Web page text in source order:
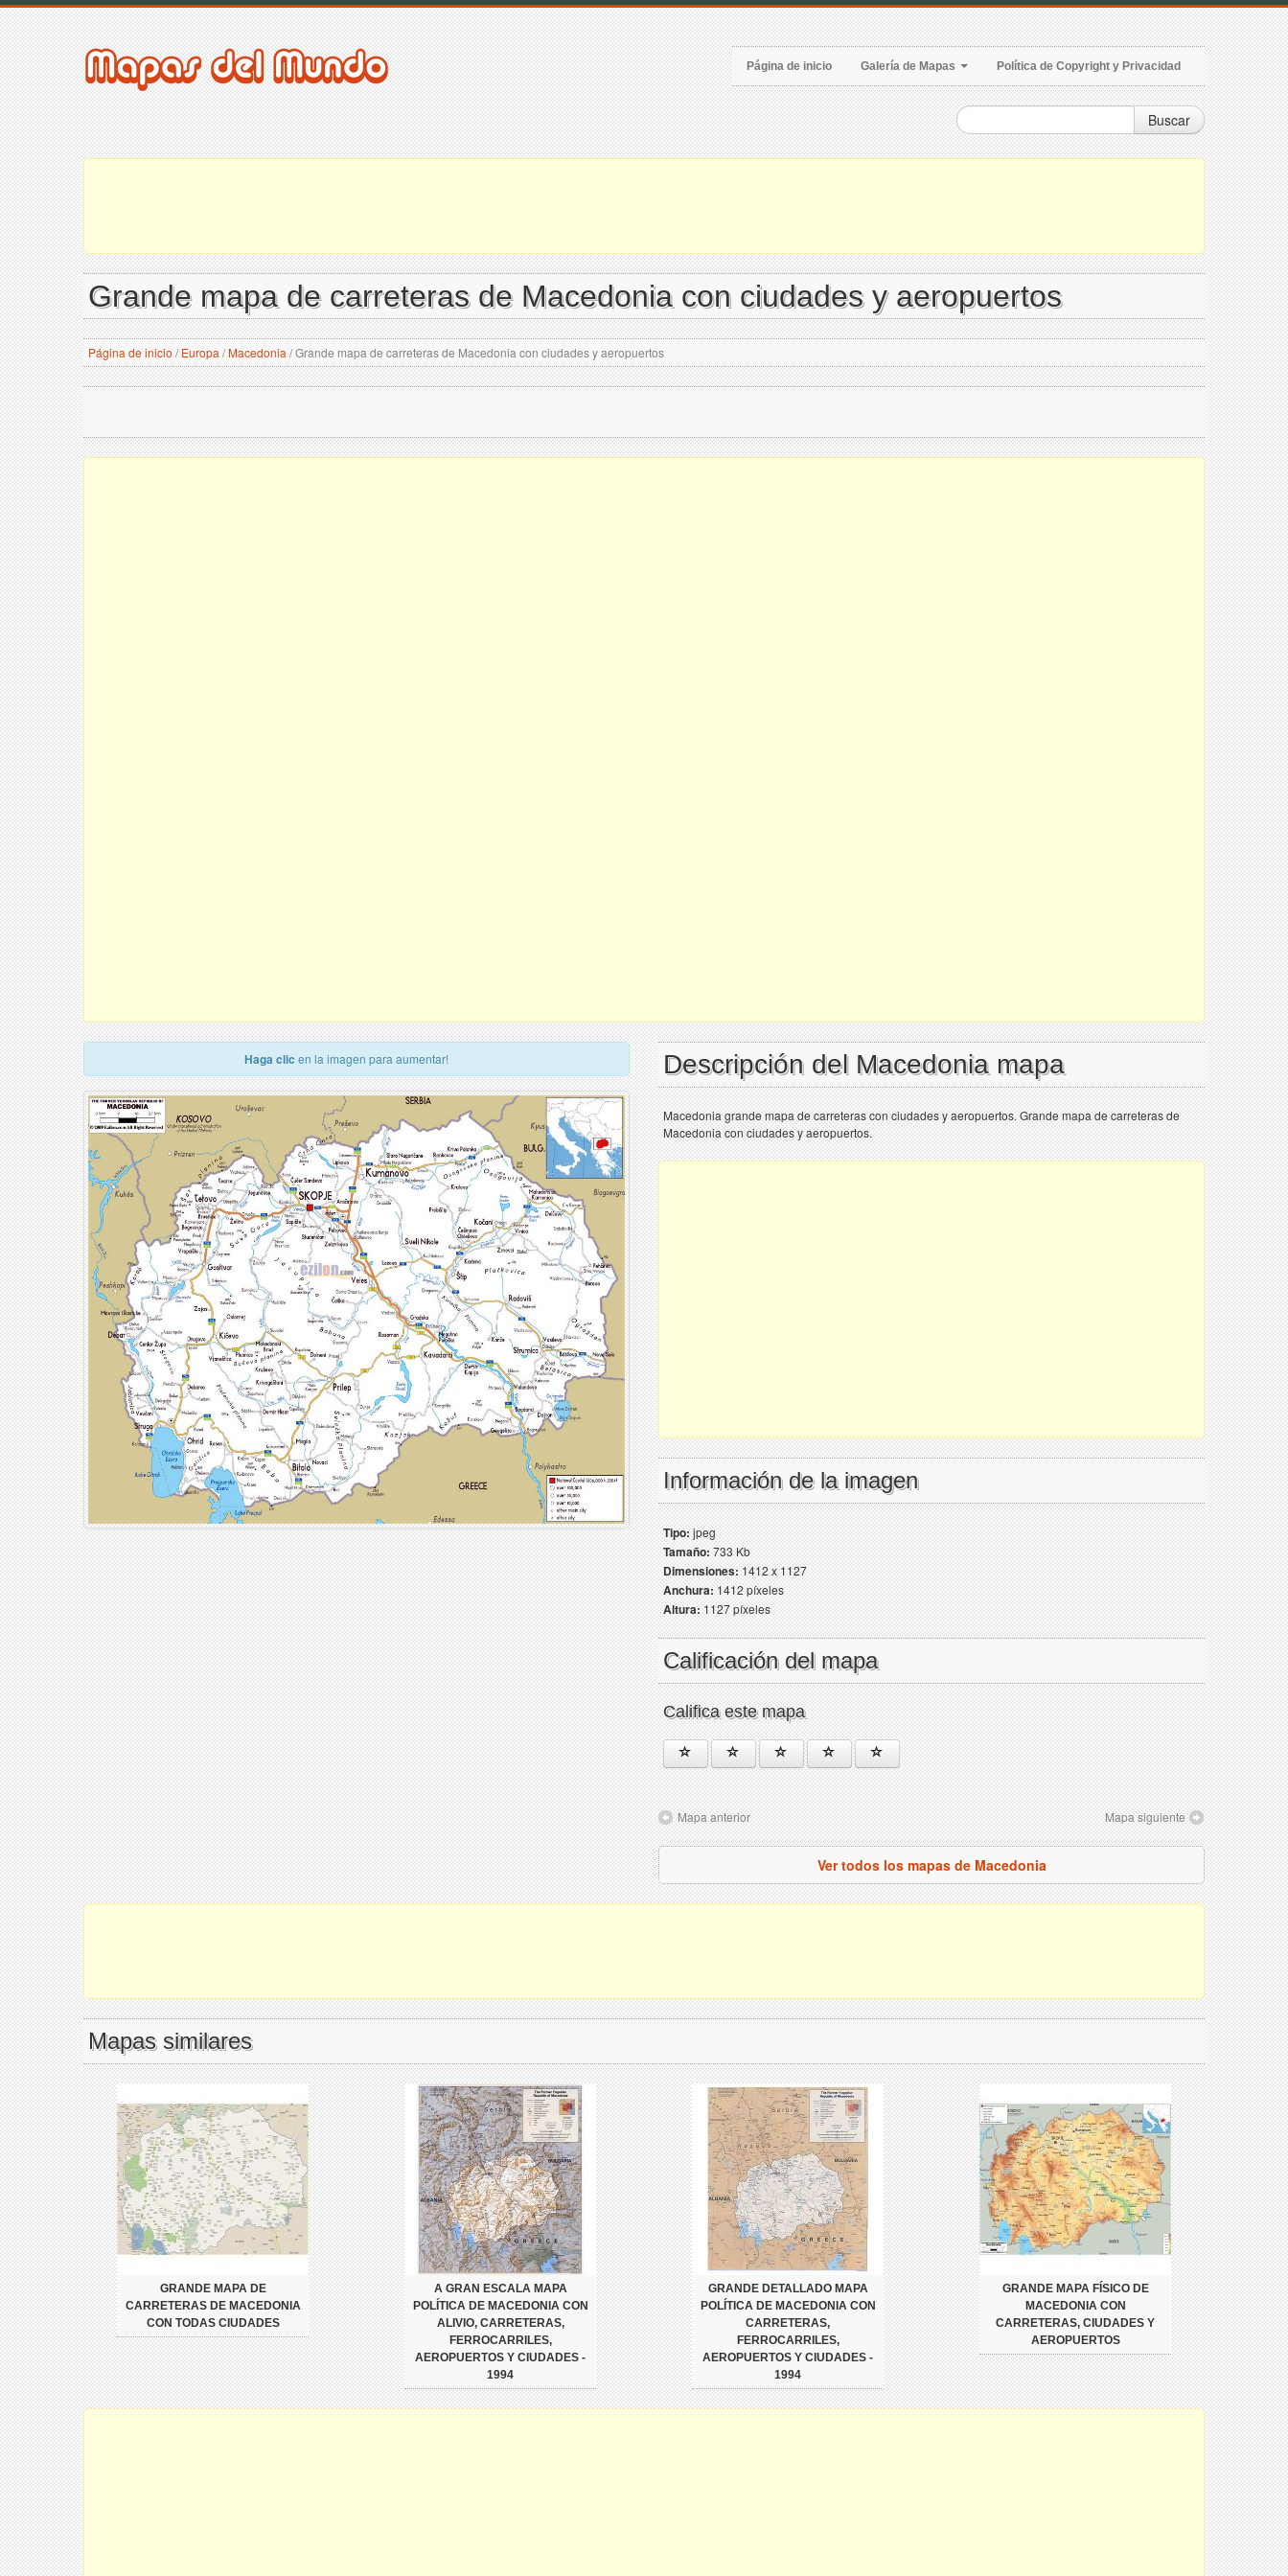
Página de inicio Galería de Mapas Política de Copyright y Privacidad
Buscar
Grande mapa de carreteras de Macedonia con ciudades y aeropuertos
Página de inicio / Europa /Macedonia /Grande mapa de carreteras de Macedonia con ciudades y aeropuertos
Haga clic en la imagen para aumentar! Descripción del Macedonia mapa
Macedonia grande mapa de carreteras con ciudades y aeropuertos. Grande mapa de carreteras de
Macedonia con ciudades y aeropuertos.
Información de la imagen
Tipo:jpeg
Tamaño:733 Kb
Dimensiones:1412 x 1127
Anchura:1412 píxeles
Altura:1127 píxeles
Calificación del mapa
Califica este mapa
Mapa anterior Mapa siguiente
Ver todos los mapas de Macedonia
Mapas similares
GRANDE MAPA DE
CARRETERAS DE MACEDONIA
CON TODAS CIUDADES
A GRAN ESCALA MAPA
POLÍTICA DE MACEDONIA CON
ALIVIO, CARRETERAS,
FERROCARRILES,
AEROPUERTOS Y CIUDADES -
1994
GRANDE DETALLADO MAPA
POLÍTICA DE MACEDONIA CON
CARRETERAS,
FERROCARRILES,
AEROPUERTOS Y CIUDADES -
1994
GRANDE MAPA FÍSICO DE
MACEDONIA CON
CARRETERAS, CIUDADES Y
AEROPUERTOS